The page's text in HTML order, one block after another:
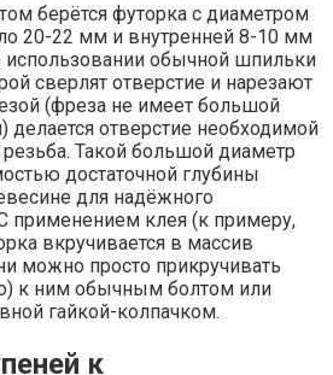
берётся футорка с диаметром
20-22 мм и внутренней 8-10 мм
обычной шпильки
сверлят отверстие и нарезают
(фреза не имеет большой
делается отверстие необходимой
резьба. Такой большой диаметр
достаточной глубины
для надёжного
применением клея (к примеру,
вкручивается в массив
можно просто прикручивать
к ним обычным болтом или
гайкой-колпачком.
к